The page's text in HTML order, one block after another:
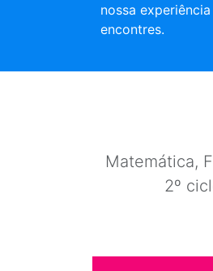
nossa
encontres.
Matemática,
2º